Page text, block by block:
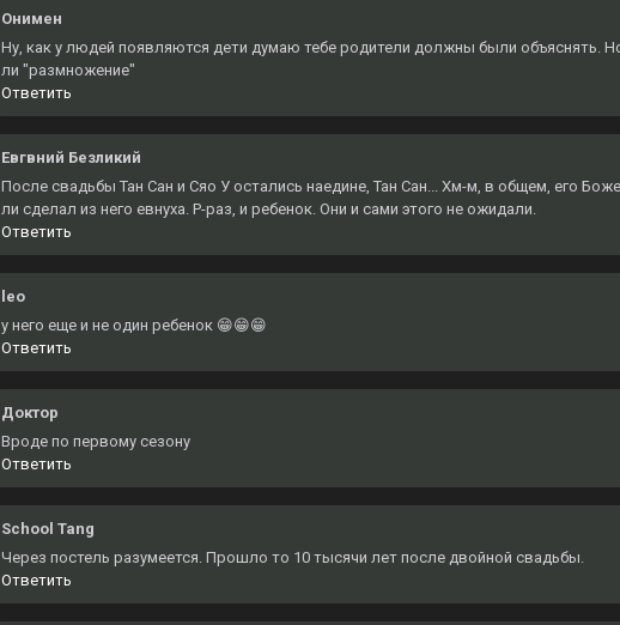
Онимен
Ну, как у людей появляются дети думаю тебе родители должны были объяснять.
ли "размножение"
Ответить
Евгвний Безликий
После свадьбы Тан Сан и Сяо У остались наедине, Тан Сан... Хм-м, в общем, его
ли сделал из него евнуха. Р-раз, и ребенок. Они и сами этого не ожидали.
Ответить
leo
у него еще и не один ребенок 😁😁😁
Ответить
Доктор
Вроде по первому сезону
Ответить
School Tang
Через постель разумеется. Прошло то 10 тысячи лет после двойной свадьбы.
Ответить